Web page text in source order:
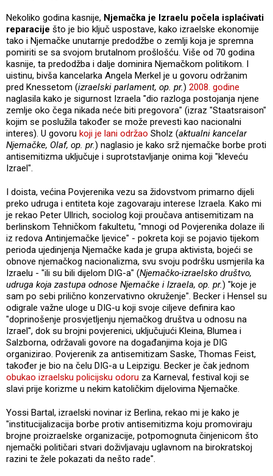
Nekoliko godina kasnije, Njemačka je Izraelu počela isplaćivati
reparacije što je bio ključ uspostave, kako izraelske ekonomije
tako i Njemačke unutarnje predodžbe o zemlji koja je spremna
pomiriti se sa svojom brutalnom prošlošću. Više od 70 godina
kasnije, ta predodžba i dalje dominira Njemačkom politikom. I
uistinu, bivša kancelarka Angela Merkel je u govoru održanim
pred Knessetom (izraelski parlament, op. pr.) 2008. godine
naglasila kako je sigurnost Izraela "dio razloga postojanja njene
zemlje oko čega nikada neće biti pregovora" (izraz "Staatsraison"
kojim se poslužila također se može prevesti kao nacionalni
interes). U govoru koji je lani održao Sholz (aktualni kancelar
Njemačke, Olaf, op. pr.) naglasio je kako srž njemačke borbe proti
antisemitizma uključuje i suprotstavljanje onima koji "kleveću
Izrael".
I doista, većina Povjerenika vezu sa židovstvom primarno dijeli
preko udruga i entiteta koje zagovaraju interese Izraela. Kako mi
je rekao Peter Ullrich, sociolog koji proučava antisemitizam na
berlinskom Tehničkom fakultetu, "mnogi od Povjerenika dolaze ili
iz redova Antinjemačke ljevice" - pokreta koji se pojavio tijekom
perioda ujedinjenja Njemačke kada je grupa aktivista, bojeći se
obnove njemačkog nacionalizma, svu svoju podršku usmjerila ka
Izraelu - "ili su bili dijelom DIG-a" (Njemačko-izraelsko društvo,
udruga koja zastupa odnose Njemačke i Izraela, op. pr.) "koje je
sam po sebi prilično konzervativno okruženje". Becker i Hensel su
odigrale važne uloge u DIG-u koji svoje ciljeve definira kao
"doprinošenje prosvjetljenju njemačkog društva u odnosu na
Izrael", dok su brojni povjerenici, uključujući Kleina, Blumea i
Salzborna, održavali govore na događanjima koja je DIG
organizirao. Povjerenik za antisemitizam Saske, Thomas Feist,
također je bio na čelu DIG-a u Leipzigu. Becker je čak jednom
obukao izraelsku policijsku odoru za Karneval, festival koji se
slavi prije korizme u nekim katoličkim dijelovima Njemačke.
Yossi Bartal, izraelski novinar iz Berlina, rekao mi je kako je
"institucijalizacija borbe protiv antisemitizma koju promoviraju
brojne proizraelske organizacije, potpomognuta činjenicom što
njemački političari stvari doživljavaju uglavnom na birokratskoj
razini te žele pokazati da nešto rade".